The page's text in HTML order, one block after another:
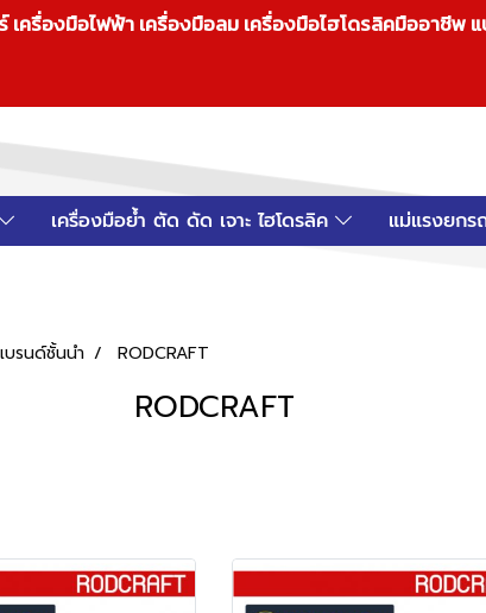
ครื่องมือไฟฟ้า เครื่องมือลม เครื่องมือไฮโดรลิคมืออาชี
เครื่องมือย้ำ ตัด ดัด เจาะ ไฮโดรลิค แม่แรงยกร
บรนด์ชั้นนำ RODCRAFT
RODCRAFT